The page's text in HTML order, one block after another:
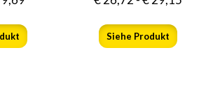
Siehe Produkt